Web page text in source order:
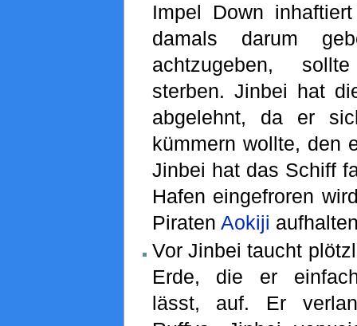
Impel Down
damals darum
achtzugeben,
sterben. Jinbei hat
abgelehnt, da er
kümmern wollte, den
Jinbei hat das Schiff
Hafen eingefroren
Piraten Aokiji
Vor Jinbei taucht
Erde, die er
lässt, auf. Er